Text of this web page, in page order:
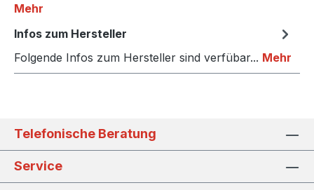
Mehr
Infos zum Hersteller
Folgende Infos zum Hersteller sind verfübar... Mehr
Telefonische Beratung
Service